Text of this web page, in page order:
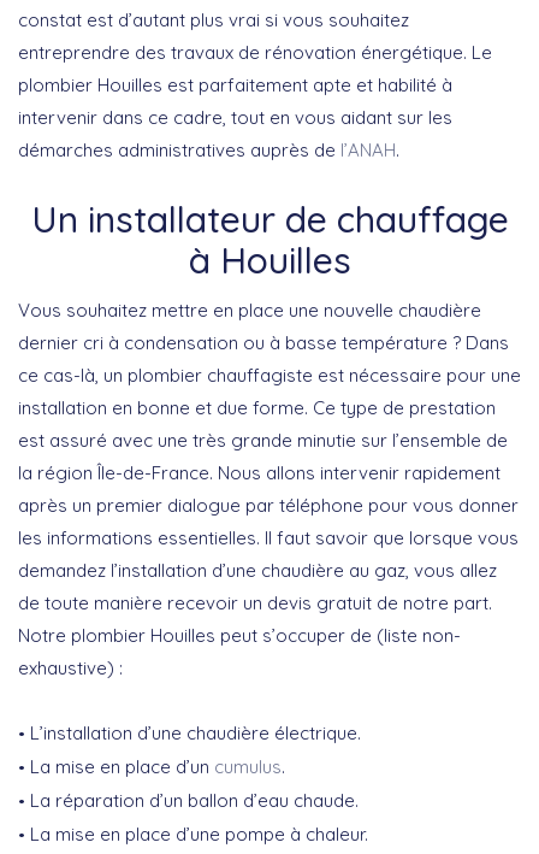
constat est d’autant plus vrai si vous souhaitez
entreprendre des travaux de rénovation énergétique. Le
plombier Houilles est parfaitement apte et habilité à
intervenir dans ce cadre, tout en vous aidant sur les
démarches administratives auprès de l’ANAH.
Un installateur de chauffage
à Houilles
Vous souhaitez mettre en place une nouvelle chaudière
dernier cri à condensation ou à basse température ? Dans
ce cas-là, un plombier chauffagiste est nécessaire pour une
installation en bonne et due forme. Ce type de prestation
est assuré avec une très grande minutie sur l’ensemble de
la région Île-de-France. Nous allons intervenir rapidement
après un premier dialogue par téléphone pour vous donner
les informations essentielles. Il faut savoir que lorsque vous
demandez l’installation d’une chaudière au gaz, vous allez
de toute manière recevoir un devis gratuit de notre part.
Notre plombier Houilles peut s’occuper de (liste non-
exhaustive) :
L’installation d’une chaudière électrique.
La mise en place d’un cumulus.
La réparation d’un ballon d’eau chaude.
La mise en place d’une pompe à chaleur.